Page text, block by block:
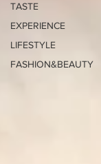
TASTE
EXPERIENCE
LIFESTYLE
FASHION&BEAUTY